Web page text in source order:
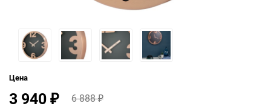
Цена
3 940 ₽ 6 888₽